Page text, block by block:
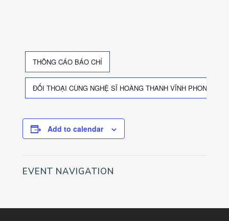
THÔNG CÁO BÁO CHÍ
ĐỐI THOẠI CÙNG NGHỆ SĨ HOÀNG THANH VĨNH PHONG
Add to calendar
EVENT NAVIGATION